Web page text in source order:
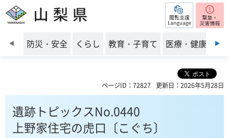
山梨県 閲覧支援
前のスライドを表示
防災・安全 くらし 教育・子育て 医療・健康・福
ページID：72827 更新日：2026年5月28日
遺跡トピックスNo.0440
上野家住宅の虎口〔こぐち〕